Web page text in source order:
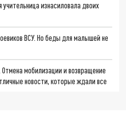
изнасиловала двоих
ВСУ. Но беды для малышей не
мобилизации и возвращение
новости, которые ждали все